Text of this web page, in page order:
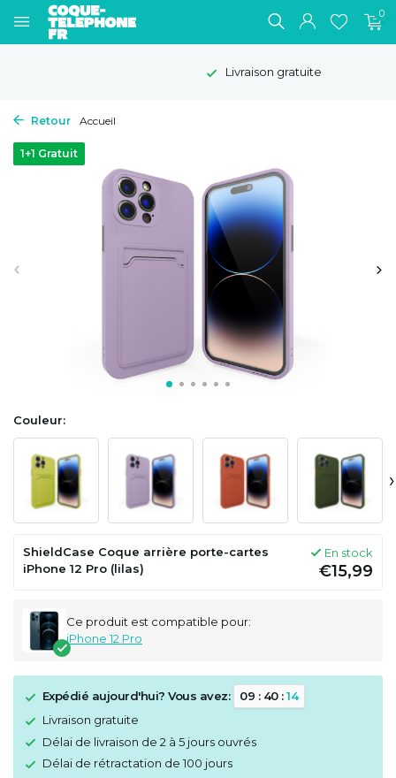
0
Livraison gratuite
Retour Accueil
1+1 Gratuit
Couleur:
›
ShieldCase Coque arrière porte-cartes
iPhone 12 Pro (lilas)
En stock
€15,99
Ce produit est compatible pour:
iPhone 12 Pro
Expédié aujourd'hui? Vous avez: 09 : 40 :13
Livraison gratuite
Délai de livraison de 2 à 5 jours ouvrés
Délai de rétractation de 100 jours